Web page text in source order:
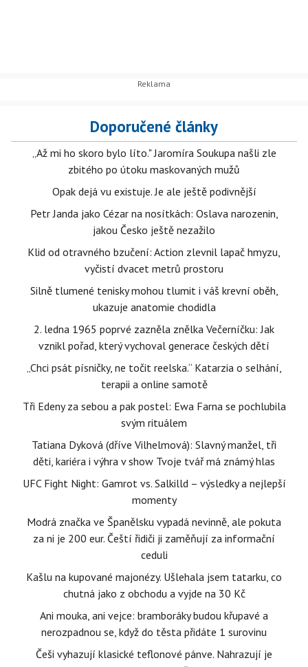
Doporučené články
„Až mi ho skoro bylo líto." Jaromíra Soukupa našli zle
zbitého po útoku maskovaných mužů
Opak dejá vu existuje. Je ale ještě podivnější
Petr Janda jako Cézar na nosítkách: Oslava narozenin,
jakou Česko ještě nezažilo
Klid od otravného bzučení: Action zlevnil lapač hmyzu,
vyčistí dvacet metrů prostoru
Silně tlumené tenisky mohou tlumit i váš krevní oběh,
ukazuje anatomie chodidla
2. ledna 1965 poprvé zazněla znělka Večerníčku: Jak
vznikl pořad, který vychoval generace českých dětí
„Chci psát písničky, ne točit reelska.“ Katarzia o selhání,
terapii a online samotě
Tři Edeny za sebou a pak postel: Ewa Farna se pochlubila
svým rituálem
Tatiana Dyková (dříve Vilhelmová): Slavný manžel, tři
děti, kariéra i výhra v show Tvoje tvář má známý hlas
UFC Fight Night: Gamrot vs. Salkilld – výsledky a nejlepší
momenty
Modrá značka ve Španělsku vypadá nevinně, ale pokuta
za ni je 200 eur. Čeští řidiči ji zaměňují za informační
ceduli
Kašlu na kupované majonézy. Ušlehala jsem tatarku, co
chutná jako z obchodu a vyjde na 30 Kč
Ani mouka, ani vejce: bramboráky budou křupavé a
nerozpadnou se, když do těsta přidáte 1 surovinu
Češi vyhazují klasické teflonové pánve. Nahrazují je